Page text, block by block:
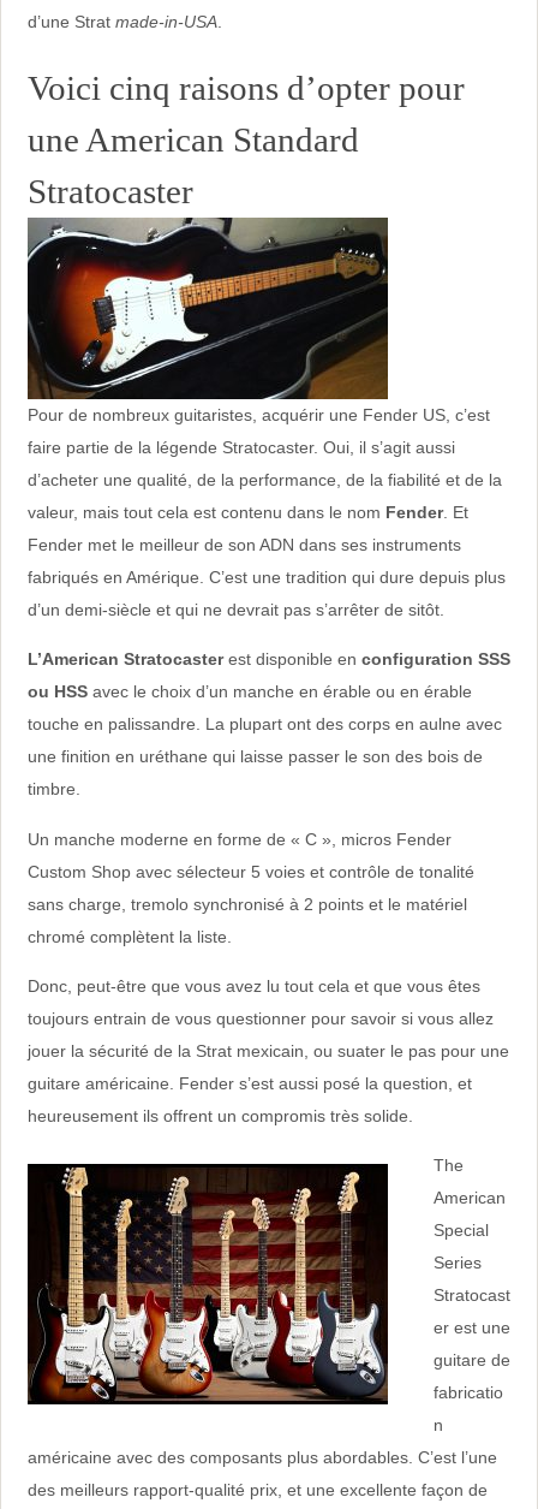
d’une Strat made-in-USA.
Voici cinq raisons d’opter pour
une American Standard
Stratocaster
Pour de nombreux guitaristes, acquérir une Fender US, c’est
faire partie de la légende Stratocaster. Oui, il s’agit aussi
d’acheter une qualité, de la performance, de la fiabilité et de la
valeur, mais tout cela est contenu dans le nom Fender. Et
Fender met le meilleur de son ADN dans ses instruments
fabriqués en Amérique. C’est une tradition qui dure depuis plus
d’un demi-siècle et qui ne devrait pas s’arrêter de sitôt.
L’American Stratocasterest disponible en configuration SSS
ou HSSavec le choix d’un manche en érable ou en érable
touche en palissandre. La plupart ont des corps en aulne avec
une finition en uréthane qui laisse passer le son des bois de
timbre.
Un manche moderne en forme de « C », micros Fender
Custom Shop avec sélecteur 5 voies et contrôle de tonalité
sans charge, tremolo synchronisé à 2 points et le matériel
chromé complètent la liste.
Donc, peut-être que vous avez lu tout cela et que vous êtes
toujours entrain de vous questionner pour savoir si vous allez
jouer la sécurité de la Strat mexicain, ou suater le pas pour une
guitare américaine. Fender s’est aussi posé la question, et
heureusement ils offrent un compromis très solide.
The
American
Special
Series
Stratocast
er est une
guitare de
fabricatio
n
américaine avec des composants plus abordables. C’est l’une
des meilleurs rapport-qualité prix, et une excellente façon de